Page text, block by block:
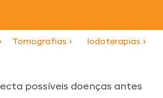
Iodoterapias ›
Tomografias ›
possíveis doenças antes